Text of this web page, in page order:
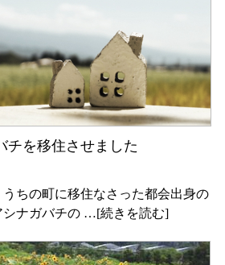
チを移住させました
ちの町に移住なさった都会出身の
シナガバチの …[続きを読む]